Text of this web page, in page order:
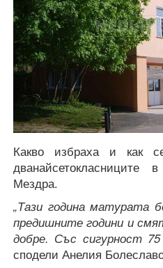
Какво избраха и как
Мездра.
„Тази година матурата
предишните години и
добре. Със сигурност
сподели Анелия